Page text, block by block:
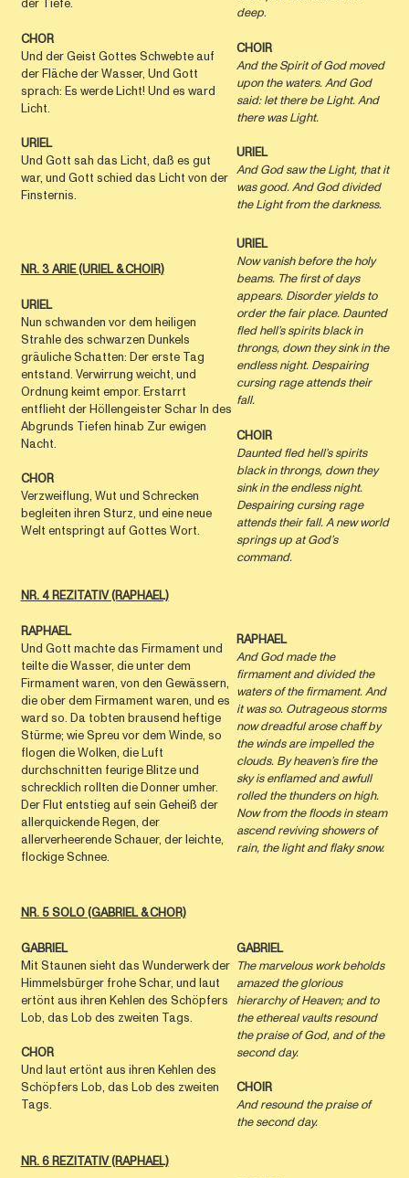
der Tiefe.
CHOR
Und der Geist Gottes Schwebte auf
der Fläche der Wasser, Und Gott
sprach: Es werde Licht! Und es ward
Licht.
URIEL
Und Gott sah das Licht, daß es gut
war, und Gott schied das Licht von der
Finsternis.
deep.
CHOIR
And the Spirit of God moved
upon the waters. And God
said: let there be Light. And
there was Light.
URIEL
And God saw the Light, that it
was good. And God divided
the Light from the darkness.
NR. 3 ARIE (URIEL & CHOIR)
URIEL
Nun schwanden vor dem heiligen
Strahle des schwarzen Dunkels
gräuliche Schatten: Der erste Tag
entstand. Verwirrung weicht, und
Ordnung keimt empor. Erstarrt
entflieht der Höllengeister Schar In des
Abgrunds Tiefen hinab Zur ewigen
Nacht.
CHOR
Verzweiflung, Wut und Schrecken
begleiten ihren Sturz, und eine neue
Welt entspringt auf Gottes Wort.
URIEL
Now vanish before the holy
beams. The first of days
appears. Disorder yields to
order the fair place. Daunted
fled hell’s spirits black in
throngs, down they sink in the
endless night. Despairing
cursing rage attends their
fall.
CHOIR
Daunted fled hell’s spirits
black in throngs, down they
sink in the endless night.
Despairing cursing rage
attends their fall. A new world
springs up at God’s
command.
NR. 4 REZITATIV (RAPHAEL)
RAPHAEL
Und Gott machte das Firmament und
teilte die Wasser, die unter dem
Firmament waren, von den Gewässern,
die ober dem Firmament waren, und es
ward so. Da tobten brausend heftige
Stürme; wie Spreu vor dem Winde, so
flogen die Wolken, die Luft
durchschnitten feurige Blitze und
schrecklich rollten die Donner umher.
Der Flut entstieg auf sein Geheiß der
allerquickende Regen, der
allerverheerende Schauer, der leichte,
flockige Schnee.
RAPHAEL
And God made the
ﬁrmament and divided the
waters of the ﬁrmament. And
it was so. Outrageous storms
now dreadful arose chaff by
the winds are impelled the
clouds. By heaven’s ﬁre the
sky is enﬂamed and awfull
rolled the thunders on high.
Now from the ﬂoods in steam
ascend reviving showers of
rain, the light and ﬂaky snow.
NR. 5 SOLO (GABRIEL & CHOR)
GABRIEL
Mit Staunen sieht das Wunderwerk der
Himmelsbürger frohe Schar, und laut
ertönt aus ihren Kehlen des Schöpfers
Lob, das Lob des zweiten Tags.
CHOR
Und laut ertönt aus ihren Kehlen des
Schöpfers Lob, das Lob des zweiten
Tags.
GABRIEL
The marvelous work beholds
amazed the glorious
hierarchy of Heaven; and to
the ethereal vaults resound
the praise of God, and of the
second day.
CHOIR
And resound the praise of
the second day.
NR. 6 REZITATIV (RAPHAEL)